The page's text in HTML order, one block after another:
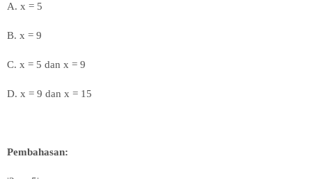
A. x = 5
B. x = 9
C. x = 5 dan x = 9
D. x = 9 dan x = 15
Pembahasan: